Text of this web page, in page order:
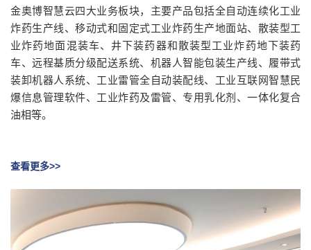
金奥博智慧云四大业务板块， 主要产品包括全自动连续化工业
炸药生产线、移动式和固定式工业炸药生产地面站、散装型工
业炸药地面混装车、井下装药器和散装型工业炸药地下装药
车、远程基质分级配送系统、机器人智能包装生产线、履带式
装卸机器人系统、工业雷管全自动装配线、工业互联网智慧民
爆信息管理软件、工业炸药及雷管、专用乳化剂、一体化复合
油相等。
查看更多>>